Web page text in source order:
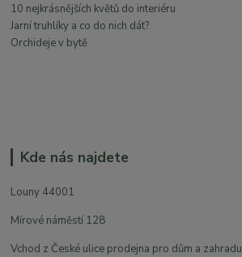
10 nejkrásnějších květů do interiéru
Jarní truhlíky a co do nich dát?
Orchideje v bytě
Kde nás najdete
Louny 44001
Mírové náměstí 128
Vchod z České ulice prodejna pro dům a zahradu